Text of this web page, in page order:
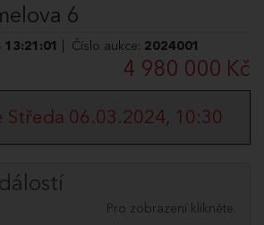
6
| Číslo aukce: 2024001
4 980 000 Kč
Středa 06.03.2024, 10:30
Pro zobrazení klikněte.